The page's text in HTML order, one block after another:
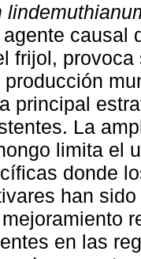
causal
frijol, provoca
principal
La
limita el
donde
han
en las